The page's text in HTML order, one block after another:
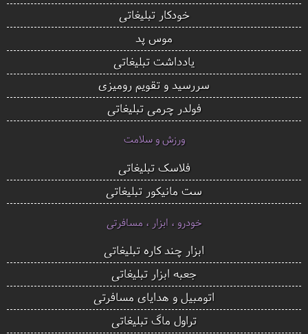
خودکار تبلیغاتی
موس پد
یادداشت تبلیغاتی
سررسید و تقویم رومیزی
فولدر چرمی تبلیغاتی
ورزش و سلامت
فلاسک تبلیغاتی
ست مانیکور تبلیغاتی
خودرو ، ابزار ، مسافرتی
ابزار چند کاره تبلیغاتی
جعبه ابزار تبلیغاتی
اتومبیل و هدایای مسافرتی
تراول ماگ تبلیغاتی